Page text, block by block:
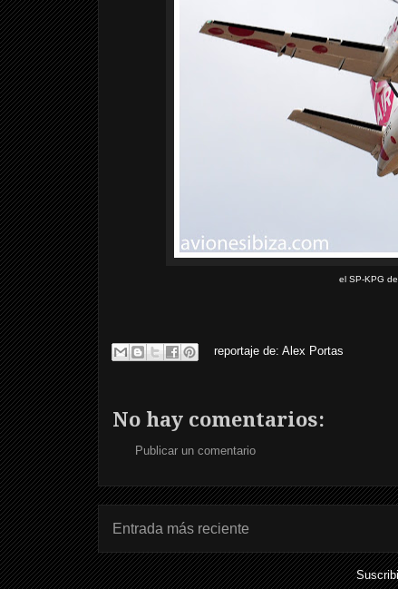
el SP-KPG
reportaje de: Alex Portas
No hay comentarios:
Publicar un comentario
Entrada más reciente